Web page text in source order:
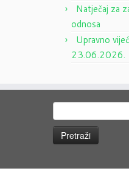
Natječaj za
odnosa
Upravno
23.06.2026.